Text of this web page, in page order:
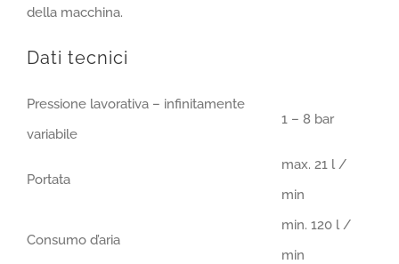
della macchina.
Dati tecnici
Pressione lavorativa – infinitamente
variabile
1 – 8 bar
Portata
max. 21 l /
min
Consumo d’aria
min. 120 l /
min